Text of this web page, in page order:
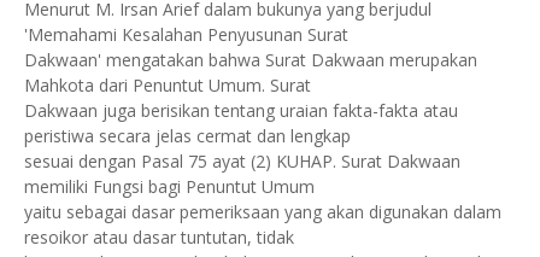
Menurut M. Irsan Arief dalam bukunya yang berjudul
'Memahami Kesalahan Penyusunan Surat
Dakwaan' mengatakan bahwa Surat Dakwaan merupakan
Mahkota dari Penuntut Umum. Surat
Dakwaan juga berisikan tentang uraian fakta-fakta atau
peristiwa secara jelas cermat dan lengkap
sesuai dengan Pasal 75 ayat (2) KUHAP. Surat Dakwaan
memiliki Fungsi bagi Penuntut Umum
yaitu sebagai dasar pemeriksaan yang akan digunakan dalam
resoikor atau dasar tuntutan, tidak